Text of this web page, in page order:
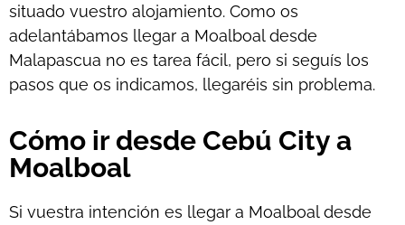
situado vuestro alojamiento. Como os
adelantábamos llegar a Moalboal desde
Malapascua no es tarea fácil, pero si seguís los
pasos que os indicamos, llegaréis sin problema.
Cómo ir desde Cebú City a
Moalboal
Si vuestra intención es llegar a Moalboal desde